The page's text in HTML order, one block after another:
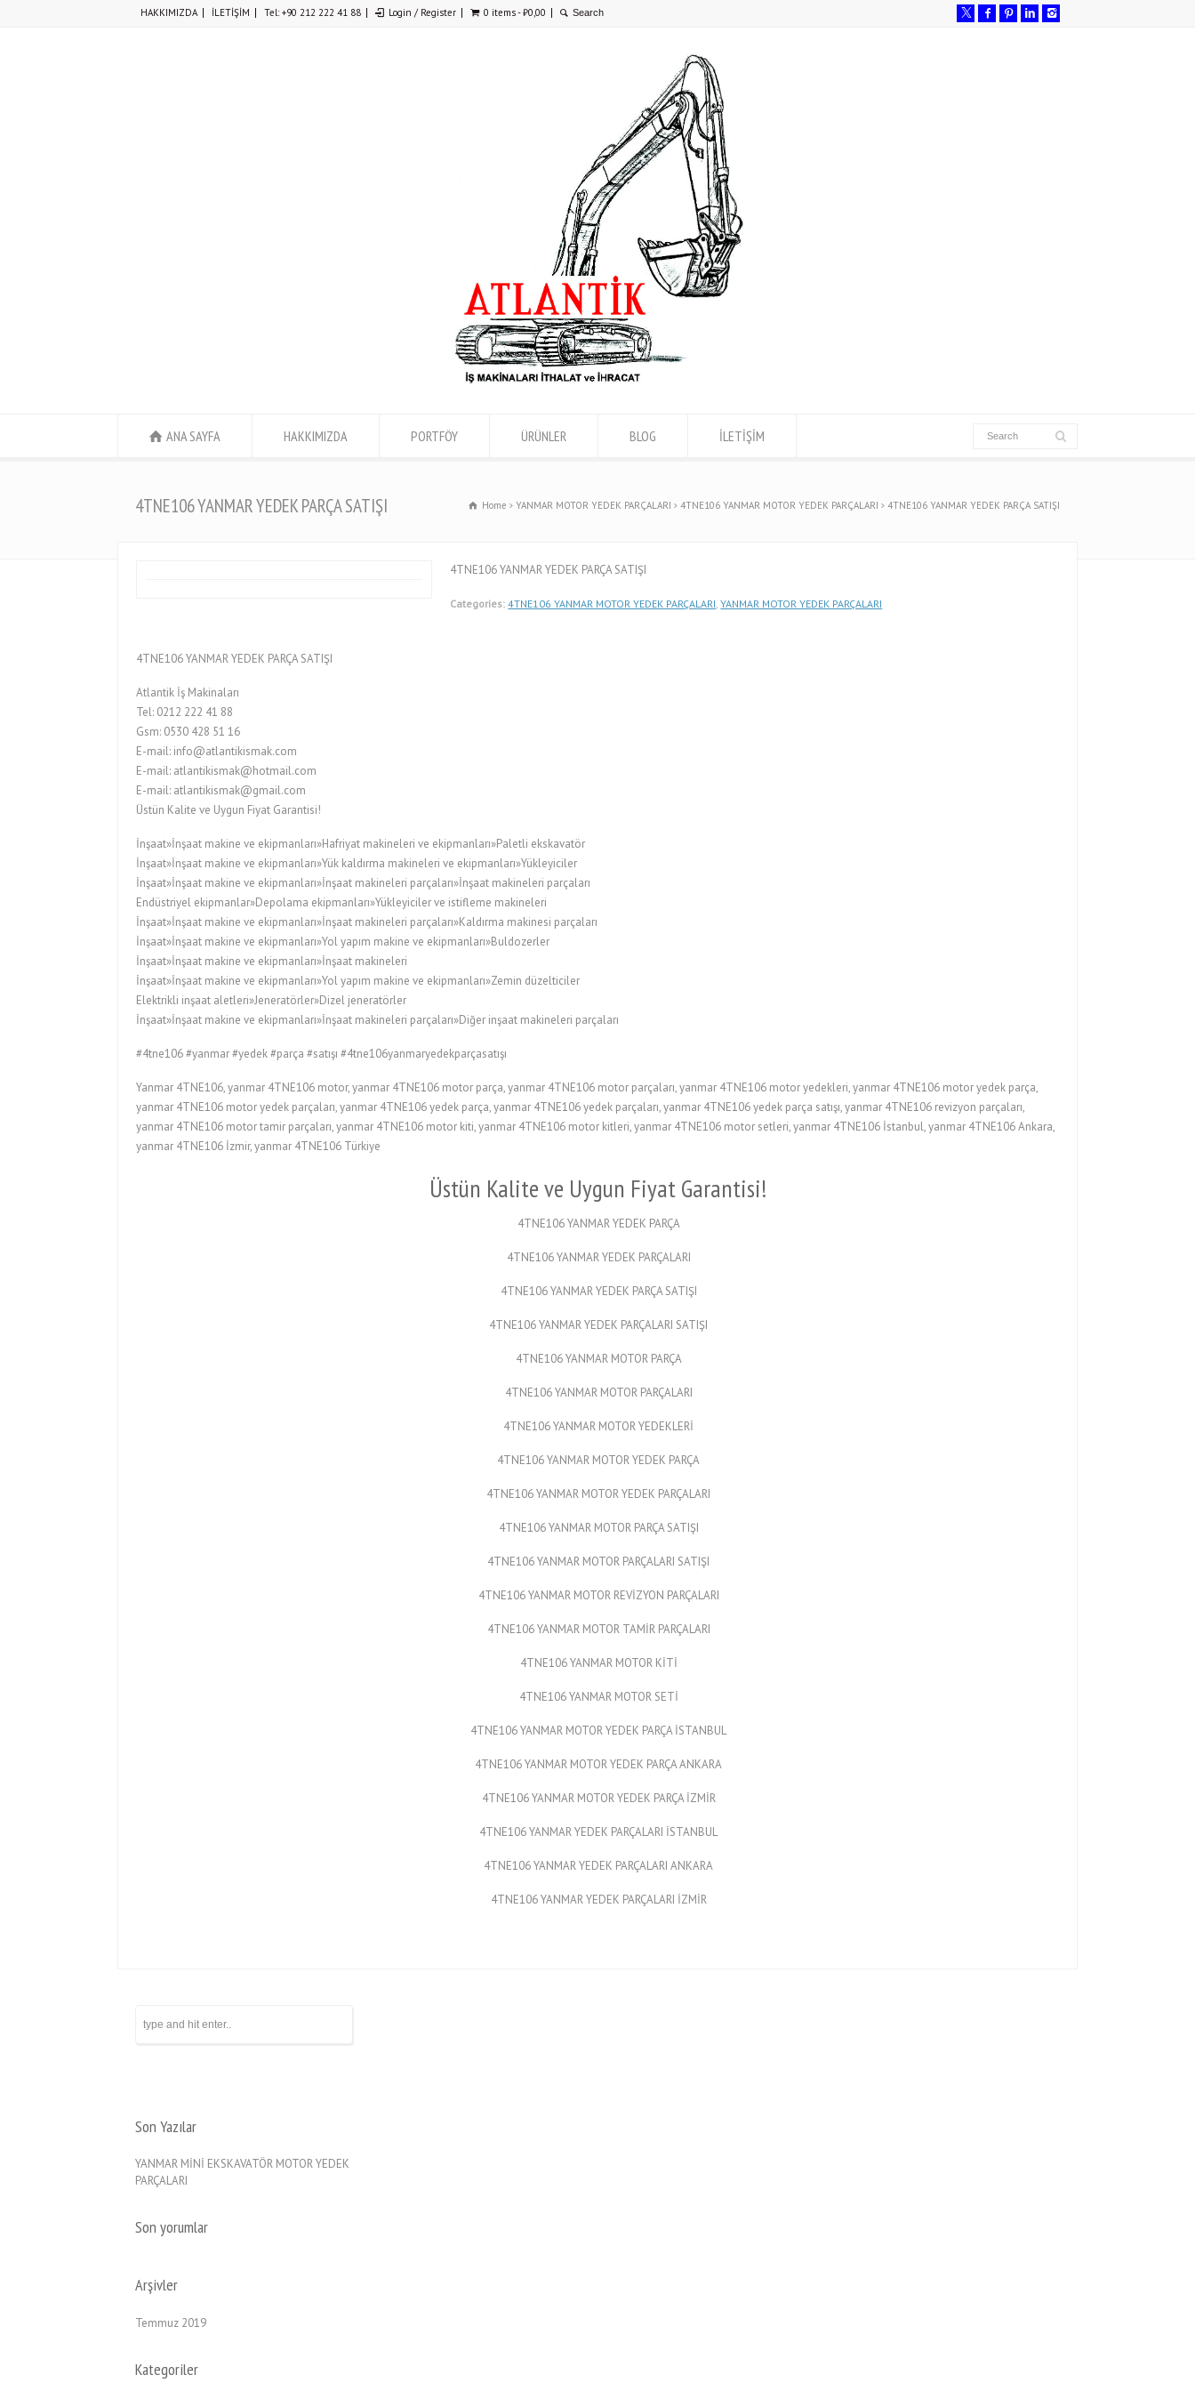
HAKKIMIZDA İLETİŞİM Tel: +90 212 222 41 88 Login / Register 0 items -₺0,00
ANA SAYFA HAKKIMIZDA PORTFÖY ÜRÜNLER BLOG İLETİŞİM
4TNE106 YANMAR YEDEK PARÇA SATIŞI Home YANMAR MOTOR YEDEK PARÇALARI 4TNE106 YANMAR MOTOR YEDEK PARÇALARI 4TNE106 YANMAR YEDEK PARÇA SATIŞI
4TNE106 YANMAR YEDEK PARÇA SATIŞI
Categories: 4TNE106 YANMAR MOTOR YEDEK PARÇALARI,YANMAR MOTOR YEDEK PARÇALARI
4TNE106 YANMAR YEDEK PARÇA SATIŞI
Atlantik İş Makinaları
Tel: 0212 222 41 88
Gsm: 0530 428 51 16
E-mail: info@atlantikismak.com
E-mail: atlantikismak@hotmail.com
E-mail: atlantikismak@gmail.com
Üstün Kalite ve Uygun Fiyat Garantisi!
İnşaat»İnşaat makine ve ekipmanları»Hafriyat makineleri ve ekipmanları»Paletli ekskavatör
İnşaat»İnşaat makine ve ekipmanları»Yük kaldırma makineleri ve ekipmanları»Yükleyiciler
İnşaat»İnşaat makine ve ekipmanları»İnşaat makineleri parçaları»İnşaat makineleri parçaları
Endüstriyel ekipmanlar»Depolama ekipmanları»Yükleyiciler ve istifleme makineleri
İnşaat»İnşaat makine ve ekipmanları»İnşaat makineleri parçaları»Kaldırma makinesi parçaları
İnşaat»İnşaat makine ve ekipmanları»Yol yapım makine ve ekipmanları»Buldozerler
İnşaat»İnşaat makine ve ekipmanları»İnşaat makineleri
İnşaat»İnşaat makine ve ekipmanları»Yol yapım makine ve ekipmanları»Zemin düzelticiler
Elektrikli inşaat aletleri»Jeneratörler»Dizel jeneratörler
İnşaat»İnşaat makine ve ekipmanları»İnşaat makineleri parçaları»Diğer inşaat makineleri parçaları
#4tne106 #yanmar #yedek #parça #satışı #4tne106yanmaryedekparçasatışı
Yanmar 4TNE106, yanmar 4TNE106 motor, yanmar 4TNE106 motor parça, yanmar 4TNE106 motor parçaları, yanmar 4TNE106 motor yedekleri, yanmar 4TNE106 motor yedek parça,
yanmar 4TNE106 motor yedek parçaları, yanmar 4TNE106 yedek parça, yanmar 4TNE106 yedek parçaları, yanmar 4TNE106 yedek parça satışı, yanmar 4TNE106 revizyon parçaları,
yanmar 4TNE106 motor tamir parçaları, yanmar 4TNE106 motor kiti, yanmar 4TNE106 motor kitleri, yanmar 4TNE106 motor setleri, yanmar 4TNE106 İstanbul, yanmar 4TNE106 Ankara,
yanmar 4TNE106 İzmir, yanmar 4TNE106 Türkiye
Üstün Kalite ve Uygun Fiyat Garantisi!
4TNE106 YANMAR YEDEK PARÇA
4TNE106 YANMAR YEDEK PARÇALARI
4TNE106 YANMAR YEDEK PARÇA SATIŞI
4TNE106 YANMAR YEDEK PARÇALARI SATIŞI
4TNE106 YANMAR MOTOR PARÇA
4TNE106 YANMAR MOTOR PARÇALARI
4TNE106 YANMAR MOTOR YEDEKLERİ
4TNE106 YANMAR MOTOR YEDEK PARÇA
4TNE106 YANMAR MOTOR YEDEK PARÇALARI
4TNE106 YANMAR MOTOR PARÇA SATIŞI
4TNE106 YANMAR MOTOR PARÇALARI SATIŞI
4TNE106 YANMAR MOTOR REVİZYON PARÇALARI
4TNE106 YANMAR MOTOR TAMİR PARÇALARI
4TNE106 YANMAR MOTOR KİTİ
4TNE106 YANMAR MOTOR SETİ
4TNE106 YANMAR MOTOR YEDEK PARÇA İSTANBUL
4TNE106 YANMAR MOTOR YEDEK PARÇA ANKARA
4TNE106 YANMAR MOTOR YEDEK PARÇA İZMİR
4TNE106 YANMAR YEDEK PARÇALARI İSTANBUL
4TNE106 YANMAR YEDEK PARÇALARI ANKARA
4TNE106 YANMAR YEDEK PARÇALARI İZMİR
Son Yazılar
YANMAR MİNİ EKSKAVATÖR MOTOR YEDEK
PARÇALARI
Son yorumlar
Arşivler
Temmuz 2019
Kategoriler